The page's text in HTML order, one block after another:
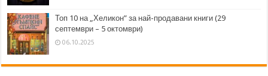
Топ 10 на „Хеликон” за най-продавани книги (29
септември – 5 октомври)
06.10.2025